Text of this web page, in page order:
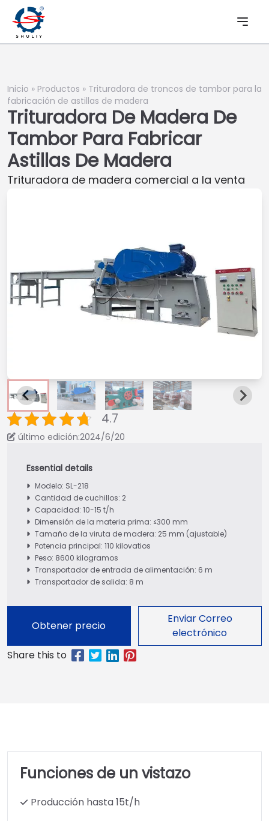
Inicio » Productos » Trituradora de troncos de tambor para la
fabricación de astillas de madera
Trituradora De Madera De
Tambor Para Fabricar
Astillas De Madera
Trituradora de madera comercial a la venta
4.7
último edición:2024/6/20
Modelo: SL-218
Cantidad de cuchillos: 2
Capacidad: 10-15 t/h
Dimensión de la materia prima: ≤300 mm
Tamaño de la viruta de madera: 25 mm (ajustable)
Potencia principal: 110 kilovatios
Peso: 8600 kilogramos
Transportador de entrada de alimentación: 6 m
Transportador de salida: 8 m
Obtener precio
Enviar Correo
electrónico
Funciones de un vistazo
Producción hasta 15t/h